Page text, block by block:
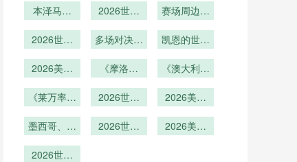
直播
格兰VS加
拿马VS克
VS巴西直
本泽马绝
法国前锋冲
军
2026世界
升级
赛场周边美
2026世界
次
多场对决定
凯恩的世界
长能否圆冠
2026美加
幕战最终比
历史
《摩洛哥
斯雄狮”归
续2022年
《澳大利亚
团”归来！
能否突
《莱万率波
东欧铁骑能
选赛之
2026世界
签机制全解
2026美加
签嘉宾名单
墨西哥、南
组：2026
2026世界
2026美加
2026世界